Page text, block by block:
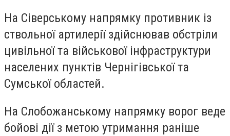
На Сіверському напрямку противник із
ствольної артилерії здійснював обстріли
цивільної та військової інфраструктури
населених пунктів Чернігівської та
Сумської областей.
На Слобожанському напрямку ворог веде
бойові дії з метою утримання раніше